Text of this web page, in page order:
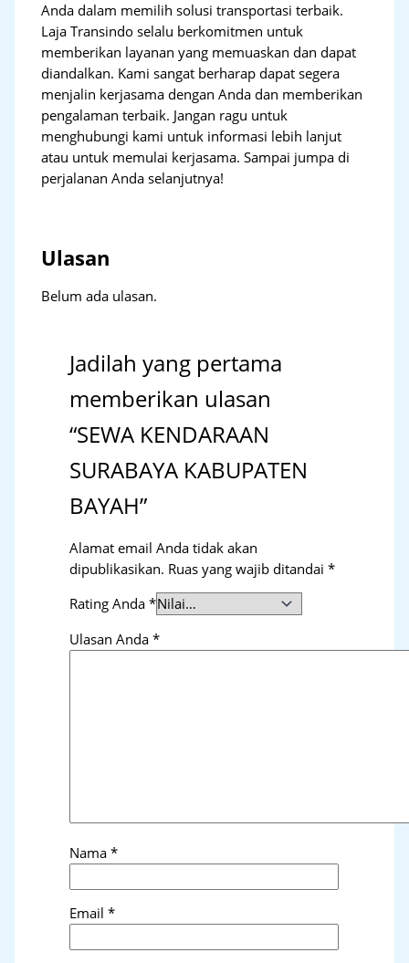
Anda dalam memilih solusi transportasi terbaik.
Laja Transindo selalu berkomitmen untuk
memberikan layanan yang memuaskan dan dapat
diandalkan. Kami sangat berharap dapat segera
menjalin kerjasama dengan Anda dan memberikan
pengalaman terbaik. Jangan ragu untuk
menghubungi kami untuk informasi lebih lanjut
atau untuk memulai kerjasama. Sampai jumpa di
perjalanan Anda selanjutnya!
Ulasan
Belum ada ulasan.
Jadilah yang pertama
memberikan ulasan
“SEWA KENDARAAN
SURABAYA KABUPATEN
BAYAH”
Alamat email Anda tidak akan
dipublikasikan. Ruas yang wajib ditandai*
Rating Anda*
Ulasan Anda*
Nama*
Email*